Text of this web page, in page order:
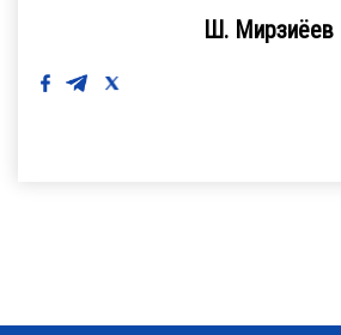
Ш. Мирзиёев